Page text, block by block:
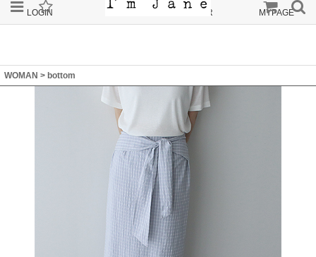
LOGIN ORDER MYPAGE
WOMAN > bottom